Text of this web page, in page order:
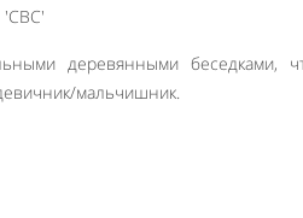
деревянными беседками,
мальчишник.